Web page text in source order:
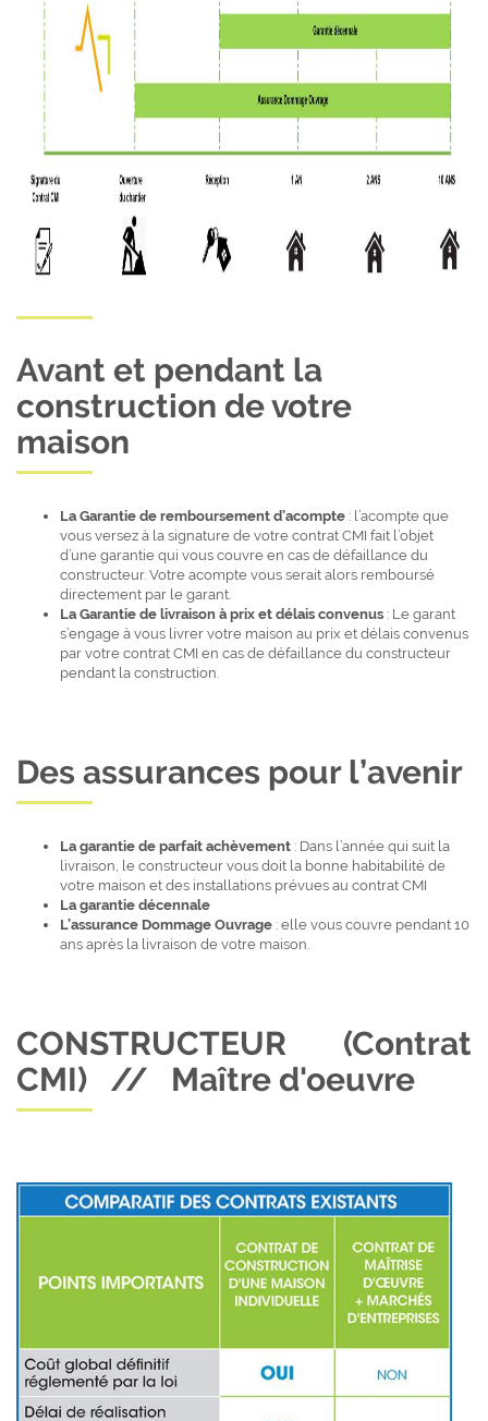
Avant et pendant la
construction de votre
maison
La Garantie de remboursement d’acompte : l’acompte que
vous versez à la signature de votre contrat CMI fait l’objet
d’une garantie qui vous couvre en cas de défaillance du
constructeur. Votre acompte vous serait alors remboursé
directement par le garant.
La Garantie de livraison à prix et délais convenus : Le garant
s’engage à vous livrer votre maison au prix et délais convenus
par votre contrat CMI en cas de défaillance du constructeur
pendant la construction.
Des assurances pour l’avenir
La garantie de parfait achèvement : Dans l’année qui suit la
livraison, le constructeur vous doit la bonne habitabilité de
votre maison et des installations prévues au contrat CMI
La garantie décennale
L’assurance Dommage Ouvrage : elle vous couvre pendant 10
ans après la livraison de votre maison.
CONSTRUCTEUR (Contrat
CMI) // Maître d'oeuvre